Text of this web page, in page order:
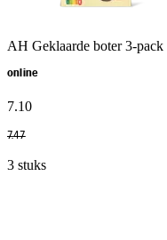
AH Geklaarde boter 3-pack
online
7.10
7.47
3 stuks